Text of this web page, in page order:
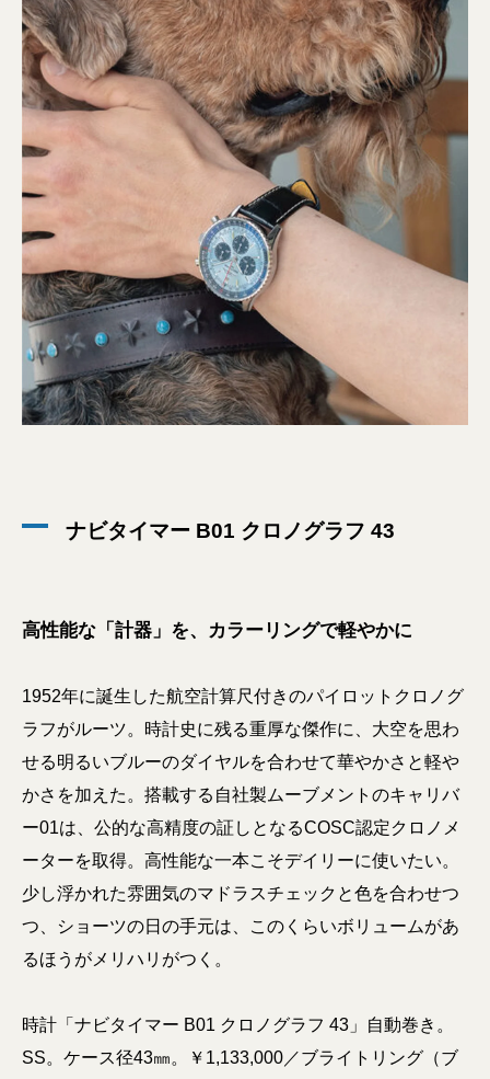
ナビタイマー B01 クロノグラフ 43
高性能な「計器」を、カラーリングで軽やかに
1952年に誕生した航空計算尺付きのパイロットクロノグ
ラフがルーツ。時計史に残る重厚な傑作に、大空を思わ
せる明るいブルーのダイヤルを合わせて華やかさと軽や
かさを加えた。搭載する自社製ムーブメントのキャリバ
ー01は、公的な高精度の証しとなるCOSC認定クロノメ
ーターを取得。高性能な一本こそデイリーに使いたい。
少し浮かれた雰囲気のマドラスチェックと色を合わせつ
つ、ショーツの日の手元は、このくらいボリュームがあ
るほうがメリハリがつく。
時計「ナビタイマー B01 クロノグラフ 43」自動巻き。
SS。ケース径43㎜。￥1,133,000／ブライトリング（ブ